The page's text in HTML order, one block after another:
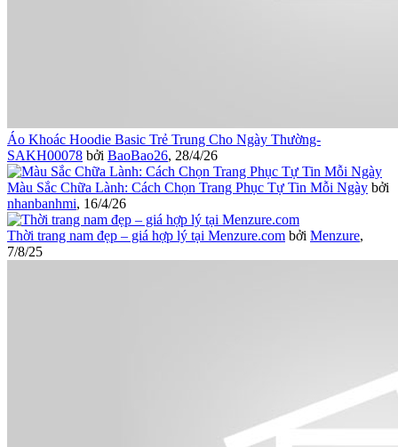
Áo Khoác Hoodie Basic Trẻ Trung Cho Ngày Thường-
SAKH00078 bởi BaoBao26, 28/4/26
Màu Sắc Chữa Lành: Cách Chọn Trang Phục Tự Tin Mỗi Ngày bởi
nhanbanhmi, 16/4/26
Thời trang nam đẹp – giá hợp lý tại Menzure.com bởi Menzure,
7/8/25